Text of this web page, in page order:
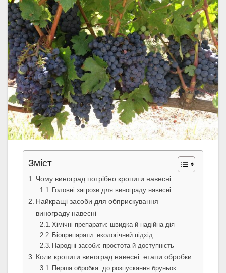
Зміст
Чому виноград потрібно кропити навесні
Головні загрози для винограду навесні
Найкращі засоби для обприскування
винограду навесні
Хімічні препарати: швидка й надійна дія
Біопрепарати: екологічний підхід
Народні засоби: простота й доступність
Коли кропити виноград навесні: етапи обробки
Перша обробка: до розпускання бруньок